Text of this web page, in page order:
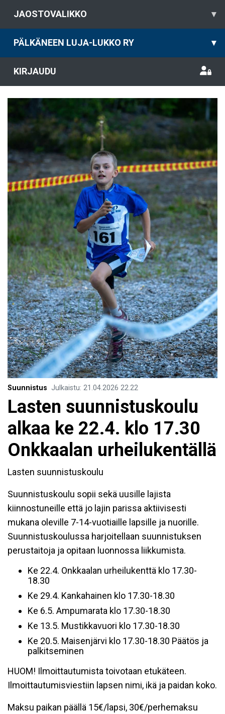
JAOSTOVALIKKO ▾
PÄLKÄNEEN LUJA-LUKKO RY ▾
KIRJAUDU
Suunnistus Julkaistu: 21.04.2026 22.22
Lasten suunnistuskoulu
alkaa ke 22.4. klo 17.30
Onkkaalan urheilukentällä
Lasten suunnistuskoulu
Suunnistuskoulu sopii sekä uusille lajista
kiinnostuneille että jo lajin parissa aktiivisesti
mukana oleville 7-14-vuotiaille lapsille ja nuorille.
Suunnistuskoulussa harjoitellaan suunnistuksen
perustaitoja ja opitaan luonnossa liikkumista.
Ke 22.4. Onkkaalan urheilukenttä klo 17.30-
18.30
Ke 29.4. Kankahainen klo 17.30-18.30
Ke 6.5. Ampumarata klo 17.30-18.30
Ke 13.5. Mustikkavuori klo 17.30-18.30
Ke 20.5. Maisenjärvi klo 17.30-18.30 Päätös ja
palkitseminen
HUOM! Ilmoittautumista toivotaan etukäteen.
Ilmoittautumisviestiin lapsen nimi, ikä ja paidan koko.
Maksu paikan päällä 15€/lapsi, 30€/perhemaksu